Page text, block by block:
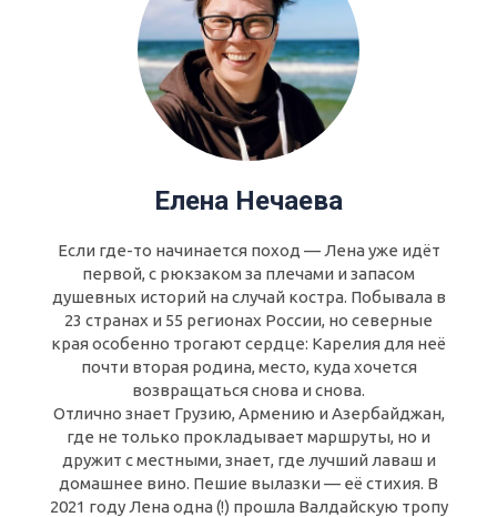
Елена Нечаева
Если где-то начинается поход — Лена уже идёт
первой, с рюкзаком за плечами и запасом
душевных историй на случай костра. Побывала в
23 странах и 55 регионах России, но северные
края особенно трогают сердце: Карелия для неё
почти вторая родина, место, куда хочется
возвращаться снова и снова.
Отлично знает Грузию, Армению и Азербайджан,
где не только прокладывает маршруты, но и
дружит с местными, знает, где лучший лаваш и
домашнее вино. Пешие вылазки — её стихия. В
2021 году Лена одна (!) прошла Валдайскую тропу